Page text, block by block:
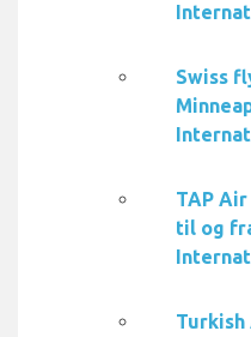
Swiss
TAP
til og